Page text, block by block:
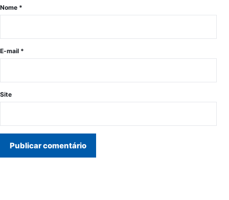
Nome *
E-mail *
Site